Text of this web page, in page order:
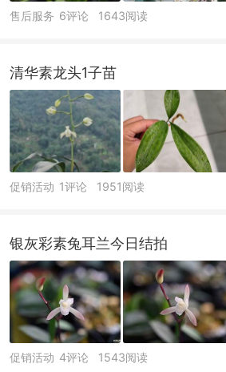
售后服务 6评论 1643阅读
清华素龙头1子苗
促销活动 1评论 1951阅读
银灰彩素兔耳兰今日结拍
促销活动 4评论 1543阅读